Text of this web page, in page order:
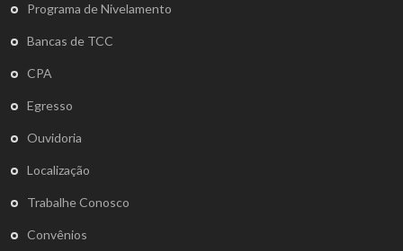
Programa de Nivelamento
Bancas de TCC
CPA
Egresso
Ouvidoria
Localização
Trabalhe Conosco
Convênios